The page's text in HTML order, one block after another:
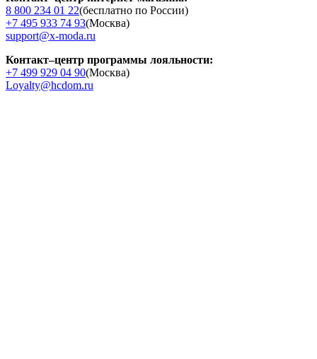
8 800 234 01 22(бесплатно по России)
+7 495 933 74 93(Москва)
support@x-moda.ru
Контакт–центр программы лояльности:
+7 499 929 04 90(Москва)
Loyalty@hcdom.ru